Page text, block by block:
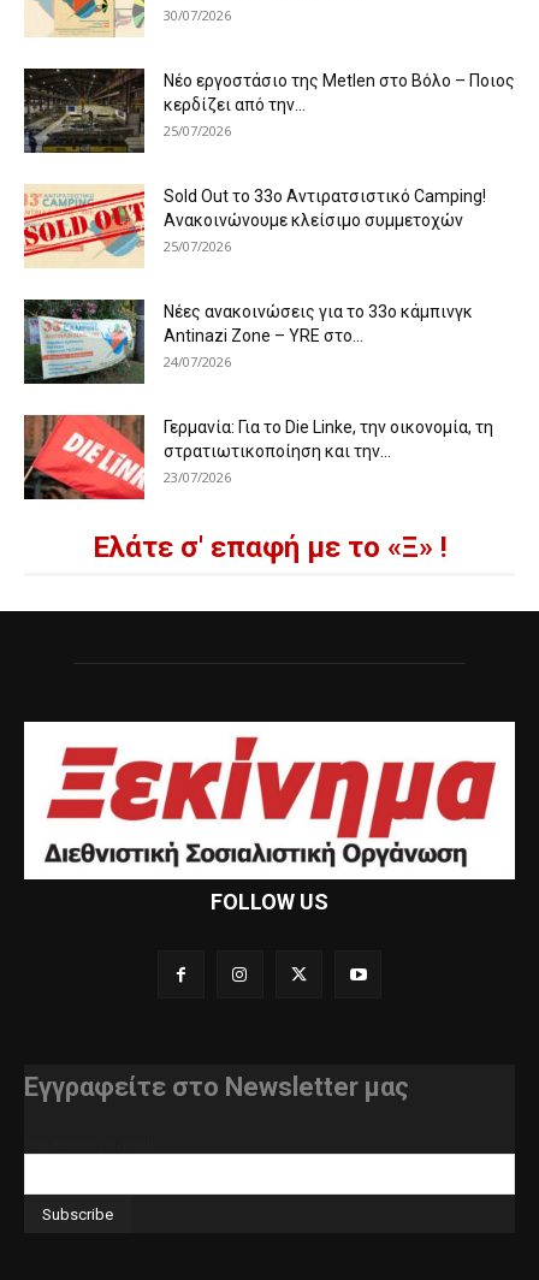
30/07/2026
Νέο εργοστάσιο της Metlen στο Βόλο – Ποιος
κερδίζει από την...
25/07/2026
Sold Out το 33ο Αντιρατσιστικό Camping!
Ανακοινώνουμε κλείσιμο συμμετοχών
25/07/2026
Νέες ανακοινώσεις για το 33ο κάμπινγκ
Antinazi Zone – YRE στο...
24/07/2026
Γερμανία: Για το Die Linke, την οικονομία, τη
στρατιωτικοποίηση και την...
23/07/2026
Ελάτε σ' επαφή με το «Ξ» !
FOLLOW US
Εγγραφείτε στο Newsletter μας